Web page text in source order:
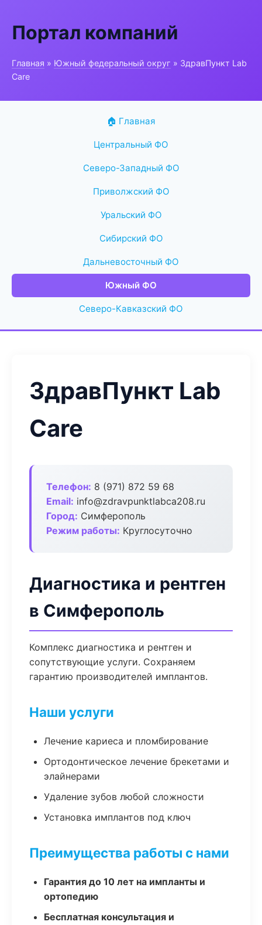
Портал компаний
Главная » Южный федеральный округ » ЗдравПункт Lab
Care
🏠 Главная
Центральный ФО
Северо-Западный ФО
Приволжский ФО
Уральский ФО
Сибирский ФО
Дальневосточный ФО
Южный ФО
Северо-Кавказский ФО
ЗдравПункт Lab
Care
Телефон: 8 (971) 872 59 68
Email: info@zdravpunktlabca208.ru
Город: Симферополь
Режим работы: Круглосуточно
Диагностика и рентген
в Симферополь
Комплекс диагностика и рентген и
сопутствующие услуги. Сохраняем
гарантию производителей имплантов.
Наши услуги
Лечение кариеса и пломбирование
Ортодонтическое лечение брекетами и
элайнерами
Удаление зубов любой сложности
Установка имплантов под ключ
Преимущества работы с нами
Гарантия до 10 лет на импланты и
ортопедию
Бесплатная консультация и